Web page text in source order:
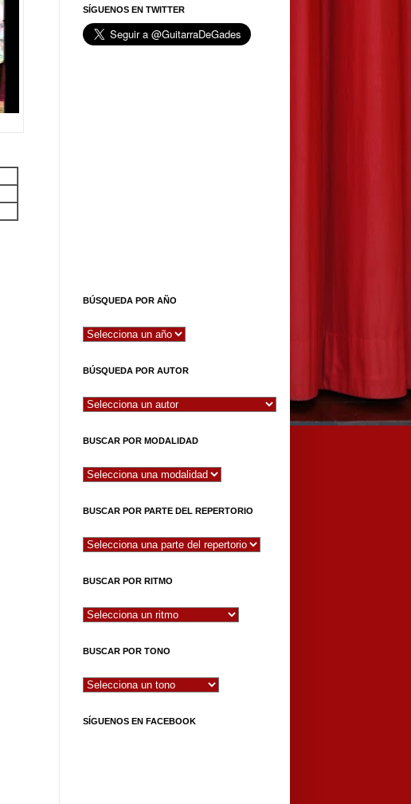
SÍGUENOS EN TWITTER
BÚSQUEDA POR AÑO
BÚSQUEDA POR AUTOR
BUSCAR POR MODALIDAD
BUSCAR POR PARTE DEL REPERTORIO
BUSCAR POR RITMO
BUSCAR POR TONO
SÍGUENOS EN FACEBOOK